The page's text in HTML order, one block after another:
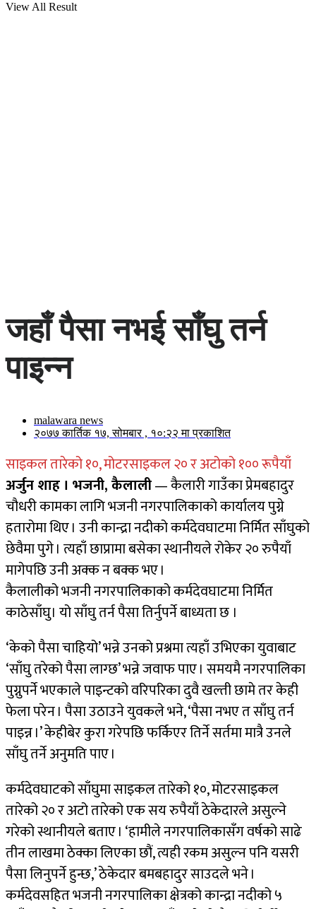
View All Result
जहाँ पैसा नभई साँघु तर्न
पाइन्‍न
malawara news
२०७७ कार्तिक १७, सोमबार , १०:२२ मा प्रकाशित
साइकल तारेको १०, मोटरसाइकल २० र अटोको १०० रूपैयाँ
अर्जुन शाह । भजनी, कैलाली— कैलारी गाउँका प्रेमबहादुर
चौधरी कामका लागि भजनी नगरपालिकाको कार्यालय पुग्ने
हतारोमा थिए । उनी कान्द्रा नदीको कर्मदेवघाटमा निर्मित साँघुको
छेवैमा पुगे । त्यहाँ छाप्रामा बसेका स्थानीयले रोकेर २० रुपैयाँ
मागेपछि उनी अक्क न बक्क भए ।
कैलालीको भजनी नगरपालिकाको कर्मदेवघाटमा निर्मित
काठेसाँघु। यो साँघु तर्न पैसा तिर्नुपर्ने बाध्यता छ ।
‘केको पैसा चाहियो’ भन्ने उनको प्रश्नमा त्यहाँ उभिएका युवाबाट
‘साँघु तरेको पैसा लाग्छ’ भन्ने जवाफ पाए । समयमै नगरपालिका
पुग्नुपर्ने भएकाले पाइन्टको वरिपरिका दुवै खल्ती छामे तर केही
फेला परेन । पैसा उठाउने युवकले भने, ‘पैसा नभए त साँघु तर्न
पाइन्न ।’ केहीबेर कुरा गरेपछि फर्किएर तिर्ने सर्तमा मात्रै उनले
साँघु तर्ने अनुमति पाए ।
कर्मदेवघाटको साँघुमा साइकल तारेको १०, मोटरसाइकल
तारेको २० र अटो तारेको एक सय रुपैयाँ ठेकेदारले असुल्ने
गरेको स्थानीयले बताए । ‘हामीले नगरपालिकासँग वर्षको साढे
तीन लाखमा ठेक्का लिएका छौं, त्यही रकम असुल्न पनि यसरी
पैसा लिनुपर्ने हुन्छ,’ ठेकेदार बमबहादुर साउदले भने ।
कर्मदेवसहित भजनी नगरपालिका क्षेत्रको कान्द्रा नदीको ५